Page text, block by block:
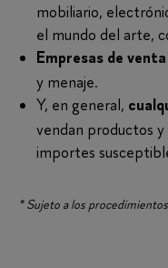
mobiliario,
el mundo del arte,
Empresas de
y menaje.
Y, en general,
vendan productos
importes
* Sujeto a los